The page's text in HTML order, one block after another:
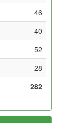
46
40
52
28
282